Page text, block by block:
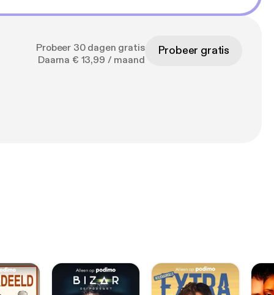
Probeer 30 dagen gratis
Daarna € 13,99 / maand
Probeer gratis